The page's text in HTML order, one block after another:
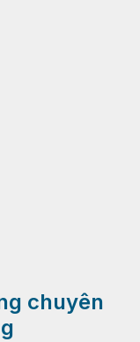
chuyên